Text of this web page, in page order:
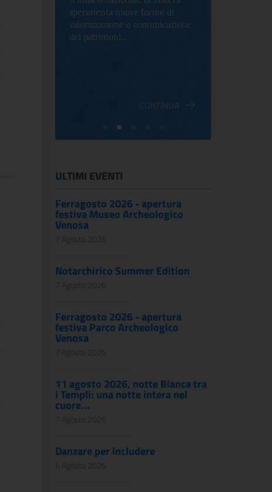
sperimenta nuove forme di
valorizzazione e comunicazione
del patrimoni...
CONTINUA
ULTIMI EVENTI
Ferragosto 2026 - apertura
festiva Museo Archeologico
Venosa
7 Agosto 2026
Notarchirico Summer Edition
7 Agosto 2026
Ferragosto 2026 - apertura
festiva Parco Archeologico
Venosa
7 Agosto 2026
11 agosto 2026, notte Bianca tra
i Templi: una notte intera nel
cuore...
7 Agosto 2026
Danzare per includere
6 Agosto 2026